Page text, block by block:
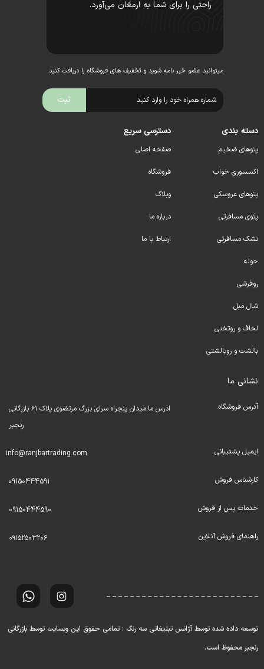
راحتی را برای شما به ارمغان می‌آورد.
میتوانید عضو خبر نامه شوید و تخفیف های فروشگاه را دریافت کنید.
دسته بندی
پتوهای ضخیم
اکسسوری خواب
پتوهای عروسکی
پتوی مسافرتی
تشک مسافرتی
حوله
روفرشی
شال مبل
لحاف و روتختی
بالشت و روبالشتی
دسترسی سریع
صفحه اصلی
فروشگاه
وبلاگ
درباره ما
ارتباط با ما
نشانی ما
آدرس فروشگاه
ادرس ما:میدان پنجراه سرای بزرگ مرتضوی پلاک ۶۱ بازرگانی
رنجبر
ایمیل پشتیبانی info@ranjbartrading.com
کارشناس فروش 09150444591
خدمات پس از فروش 09150444590
راهنمای فروش آنلاین ۰۹۱۵۲۵۰۳۲۰۶
توسعه داده شده توسط آژانس تبلیغاتی سه رنگ : تمامی حقوق این وبسایت توسط بازرگانی
رنجبر محفوظ است.